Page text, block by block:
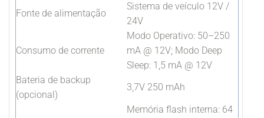
Fonte de alimentação
Sistema de veículo 12V /
24V
Consumo de corrente
Modo Operativo: 50–250
mA @ 12V; Modo Deep
Sleep: 1,5 mA @ 12V
Bateria de backup
(opcional)
3,7V 250 mAh
Memória flash interna: 64